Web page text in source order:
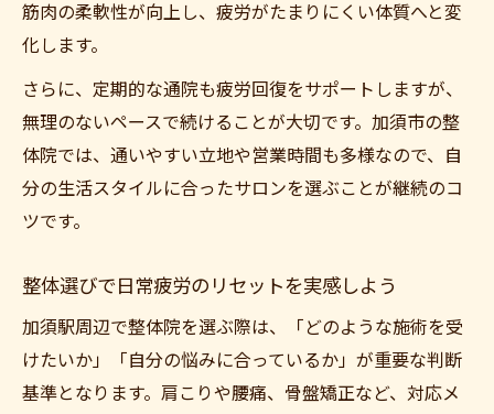
筋肉の柔軟性が向上し、疲労がたまりにくい体質へと変
化します。
さらに、定期的な通院も疲労回復をサポートしますが、
無理のないペースで続けることが大切です。加須市の整
体院では、通いやすい立地や営業時間も多様なので、自
分の生活スタイルに合ったサロンを選ぶことが継続のコ
ツです。
整体選びで日常疲労のリセットを実感しよう
加須駅周辺で整体院を選ぶ際は、「どのような施術を受
けたいか」「自分の悩みに合っているか」が重要な判断
基準となります。肩こりや腰痛、骨盤矯正など、対応メ